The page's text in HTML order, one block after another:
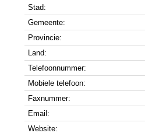
Stad:
Gemeente:
Provincie:
Land:
Telefoonnummer:
Mobiele telefoon:
Faxnummer:
Email:
Website: